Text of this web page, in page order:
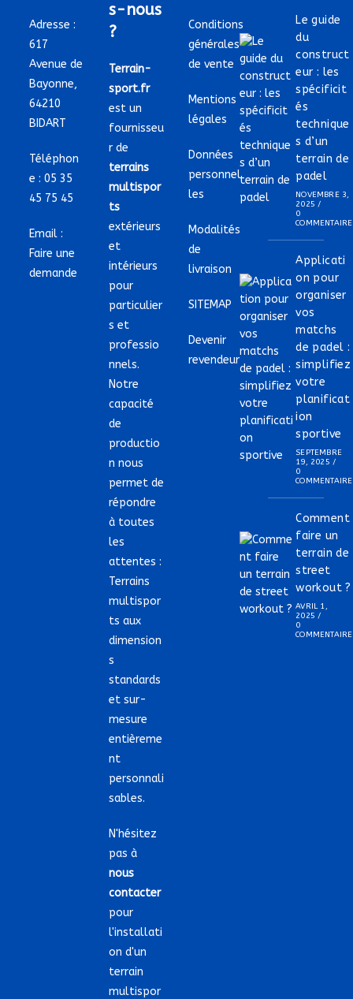
Adresse :
617
Avenue de
Bayonne,
64210
BIDART
Téléphon
e :05 35
45 75 45
Email :
Faire une
demande
s-nous
?
Terrain-
sport.fr
est un
fournisseu
r de
terrains
multispor
ts
extérieurs
et
intérieurs
pour
particulier
s et
professio
nnels.
Notre
capacité
de
productio
n nous
permet de
répondre
à toutes
les
attentes :
Terrains
multispor
ts aux
dimension
s
standards
et sur-
mesure
entièreme
nt
personnali
sables.
N'hésitez
pas à
nous
contacter
pour
l'installati
on d'un
terrain
multispor
Conditions
générales
de vente
Mentions
légales
Données
personnel
les
Modalités
de
livraison
SITEMAP
Devenir
revendeur
Le guide
du
construct
eur : les
spécificit
és
technique
s d’un
terrain de
padel
NOVEMBRE 3,
2025 /
0
COMMENTAIRE
Applicati
on pour
organiser
vos
matchs
de padel :
simplifiez
votre
planificat
ion
sportive
SEPTEMBRE
19, 2025 /
0
COMMENTAIRE
Comment
faire un
terrain de
street
workout ?
AVRIL 1,
2025 /
0
COMMENTAIRE